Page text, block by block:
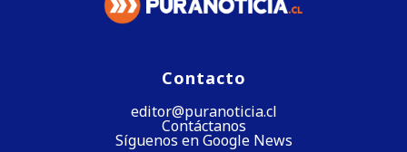
Contacto
editor@puranoticia.cl
Contáctanos
Síguenos en Google News